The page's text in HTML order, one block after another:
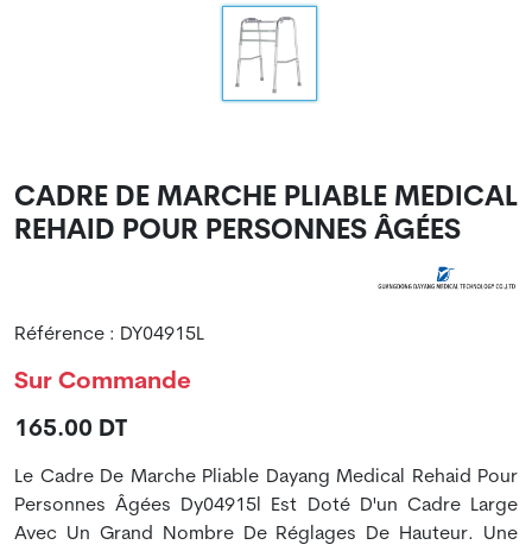
CADRE DE MARCHE PLIABLE MEDICAL
REHAID POUR PERSONNES ÂGÉES
Référence : DY04915L
Sur Commande
165.00 DT
Le Cadre De Marche Pliable Dayang Medical Rehaid Pour
Personnes Âgées Dy04915l Est Doté D'un Cadre Large
Avec Un Grand Nombre De Réglages De Hauteur. Une